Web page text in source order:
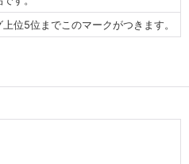
位5位までこのマークがつきます。